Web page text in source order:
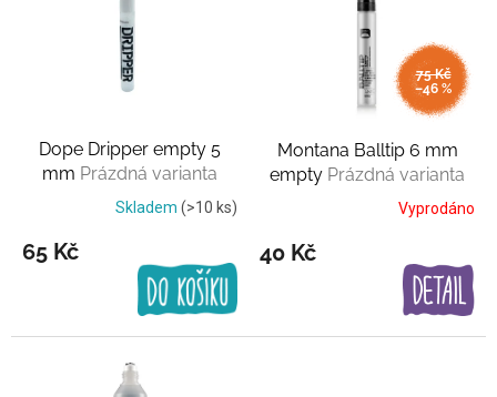
Dope Dripper empty 5
mm Prázdná varianta
Skladem (>10 ks)
65 Kč
75 Kč
–46 %
Montana Balltip 6 mm
empty Prázdná varianta
Vyprodáno
40 Kč